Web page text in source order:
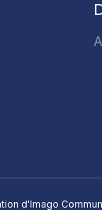
d'Imago